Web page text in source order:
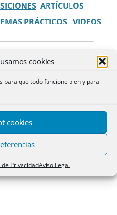
cookies
para que todo funcione bien y para
cookies
de PrivacidadAviso Legal
ARTÍCULOS
PRÁCTICOS VIDEOS
se publica (desde
Registrador